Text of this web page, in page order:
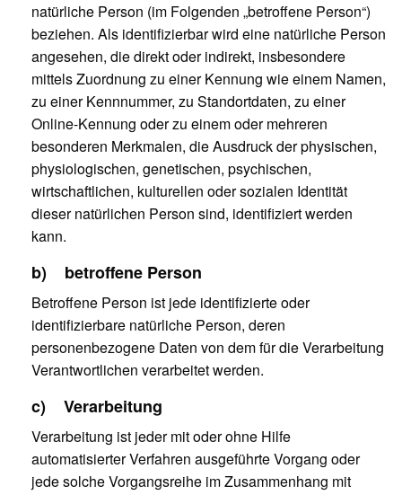
natürliche Person (im Folgenden „betroffene Person“)
beziehen. Als identifizierbar wird eine natürliche Person
angesehen, die direkt oder indirekt, insbesondere
mittels Zuordnung zu einer Kennung wie einem Namen,
zu einer Kennnummer, zu Standortdaten, zu einer
Online-Kennung oder zu einem oder mehreren
besonderen Merkmalen, die Ausdruck der physischen,
physiologischen, genetischen, psychischen,
wirtschaftlichen, kulturellen oder sozialen Identität
dieser natürlichen Person sind, identifiziert werden
kann.
b) betroffene Person
Betroffene Person ist jede identifizierte oder
identifizierbare natürliche Person, deren
personenbezogene Daten von dem für die Verarbeitung
Verantwortlichen verarbeitet werden.
c) Verarbeitung
Verarbeitung ist jeder mit oder ohne Hilfe
automatisierter Verfahren ausgeführte Vorgang oder
jede solche Vorgangsreihe im Zusammenhang mit